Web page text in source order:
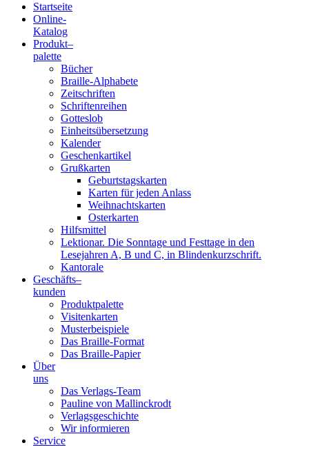
Blindenschrift-
Verlag
Druckerei
gGmbH
Startseite
Online-
Katalog
Produkt–
palette
Bücher
Braille-Alphabete
Zeitschriften
Schriftenreihen
Gotteslob
Einheitsübersetzung
Kalender
Geschenkartikel
Grußkarten
Geburtstagskarten
Karten für jeden Anlass
Weihnachtskarten
Osterkarten
Hilfsmittel
Lektionar. Die Sonntage und Festtage in den
Lesejahren A, B und C, in Blindenkurzschrift.
Kantorale
Geschäfts­–
kunden
Produktpalette
Visitenkarten
Musterbeispiele
Das Braille-Format
Das Braille-Papier
Über
uns
Das Verlags-Team
Pauline von Mallinckrodt
Verlagsgeschichte
Wir informieren
Service